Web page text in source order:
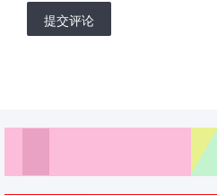
提交评论